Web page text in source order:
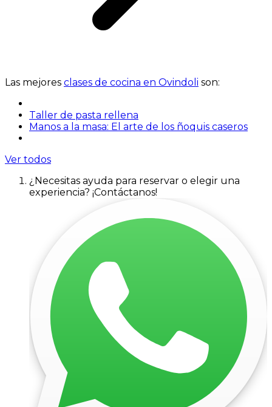
Las mejores clases de cocina en Ovindoli son:
Taller de pasta rellena
Manos a la masa: El arte de los ñoquis caseros
Ver todos
¿Necesitas ayuda para reservar o elegir una
experiencia? ¡Contáctanos!